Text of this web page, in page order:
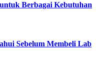
Berbagai Kebutuhan
Sebelum Membeli Lab